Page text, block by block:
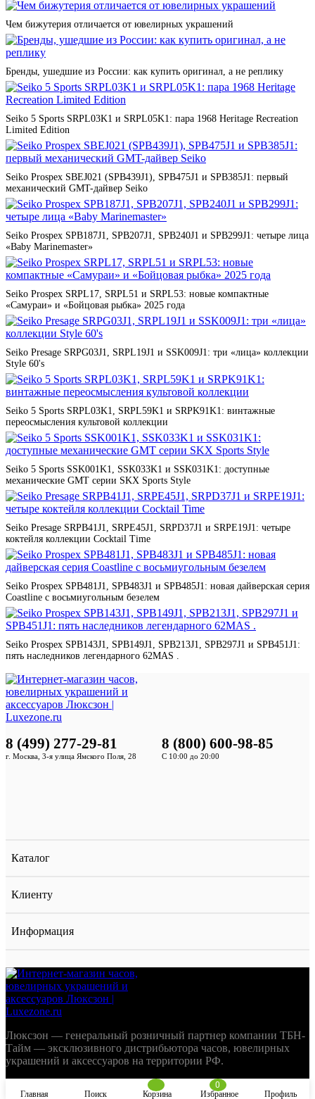
Чем бижутерия отличается от ювелирных украшений
Бренды, ушедшие из России: как купить оригинал, а не реплику
Seiko 5 Sports SRPL03K1 и SRPL05K1: пара 1968 Heritage Recreation
Limited Edition
Seiko Prospex SBEJ021 (SPB439J1), SPB475J1 и SPB385J1: первый
механический GMT-дайвер Seiko
Seiko Prospex SPB187J1, SPB207J1, SPB240J1 и SPB299J1: четыре лица
«Baby Marinemaster»
Seiko Prospex SRPL17, SRPL51 и SRPL53: новые компактные
«Самураи» и «Бойцовая рыбка» 2025 года
Seiko Presage SRPG03J1, SRPL19J1 и SSK009J1: три «лица» коллекции
Style 60's
Seiko 5 Sports SRPL03K1, SRPL59K1 и SRPK91K1: винтажные
переосмысления культовой коллекции
Seiko 5 Sports SSK001K1, SSK033K1 и SSK031K1: доступные
механические GMT серии SKX Sports Style
Seiko Presage SRPB41J1, SRPE45J1, SRPD37J1 и SRPE19J1: четыре
коктейля коллекции Cocktail Time
Seiko Prospex SPB481J1, SPB483J1 и SPB485J1: новая дайверская серия
Coastline с восьмиугольным безелем
Seiko Prospex SPB143J1, SPB149J1, SPB213J1, SPB297J1 и SPB451J1:
пять наследников легендарного 62MAS .
Каталог
Клиенту
Информация
8 (499) 277-29-81
г. Москва, 3-я улица Ямского Поля, 28
8 (800) 600-98-85
С 10:00 до 20:00
Люксзон — генеральный розничный партнер компании ТБН-
Тайм — эксклюзивного дистрибьютора часов, ювелирных
украшений и аксессуаров на территории РФ.
Главная Поиск Корзина
0
Избранное
Профиль